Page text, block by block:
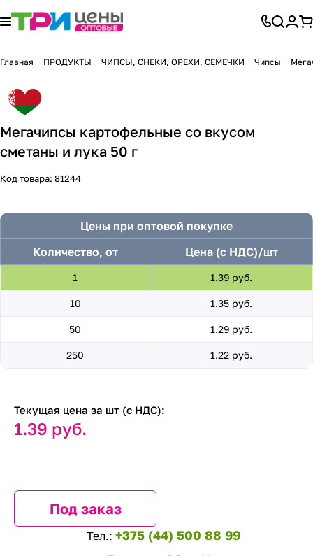
Главная ПРОДУКТЫ ЧИПСЫ, СНЕКИ, ОРЕХИ, СЕМЕЧКИ Чипсы
Мегачипсы картофельные со вкусом
сметаны и лука 50 г
Код товара: 81244
Цены при оптовой покупке
Количество, от
Цена (с НДС)/шт
1 1.39 руб.
10 1.35 руб.
50 1.29 руб.
250 1.22 руб.
Текущая цена за шт (с НДС):
1.39 руб.
Под заказ
Тел.: +375 (44) 500 88 99